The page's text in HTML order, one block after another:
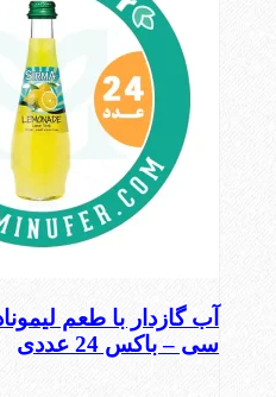
سی – باکس 24 عددی